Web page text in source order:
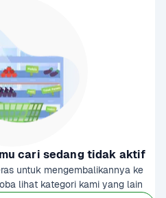
cari sedang tidak aktif
untuk mengembalikannya ke
lihat kategori kami yang lain